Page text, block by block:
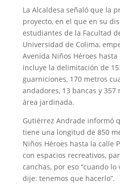
La Alcaldesa señaló que la
proyecto, en el que en su
estudiantes de la Facultad
Universidad de Colima,
Avenida Niños Héroes
incluye la delimitación de
guarniciones, 170 metros
andadores, 13 bancas y
área jardinada.
Gutiérrez Andrade informó
tiene una longitud de 850
Niños Héroes hasta la calle
con espacios recreativos,
canchas, por eso “cuando
dije: tenemos que hacerlo”.